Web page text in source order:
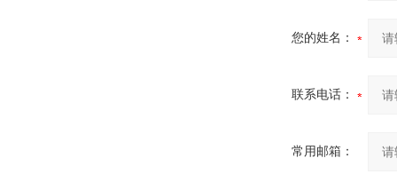
您的姓名：
联系电话：
常用邮箱：